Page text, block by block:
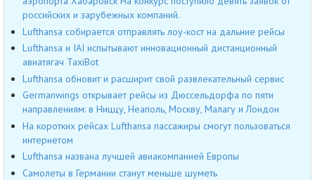
российских и зарубежных компаний.
Lufthansa собирается отправлять лоу-кост на дальние рейсы
Lufthansa и IAI испытывают инновационный дистанционный
авиатягач TaxiBot
Lufthansa обновит и расширит свой развлекательный сервис
Germanwings открывает рейсы из Дюссельдорфа по пяти
направлениям: в Ниццу, Неаполь, Москву, Малагу и Лондон
На коротких рейсах Lufthansa пассажиры смогут пользоваться
интернетом
Lufthansa названа лучшей авиакомпанией Европы
Самолеты в Германии станут меньше шуметь